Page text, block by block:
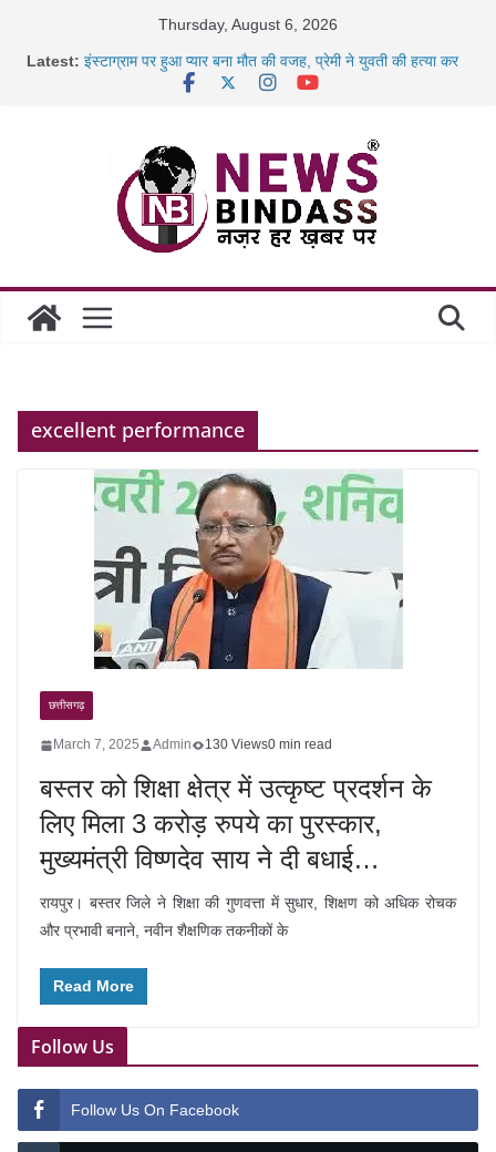
Thursday, August 6, 2026
Latest: इंस्टाग्राम पर हुआ प्यार बना मौत की वजह, प्रेमी ने युवती की हत्या कर
रायपुर स्टेशन पर 500 किलो पनीर की खेप जब्त, अमरकंटक एक्सप्रेस
निराश्रित मवेशियों को मिलेगा आश्रय, प्रदेश में बनेंगे 1460 गौधाम
excellent performance
छत्तीसगढ़
March 7, 2025 Admin 130 Views0 min read
बस्तर को शिक्षा क्षेत्र में उत्कृष्ट प्रदर्शन के
लिए मिला 3 करोड़ रुपये का पुरस्कार,
मुख्यमंत्री विष्णदेव साय ने दी बधाई…
रायपुर। बस्तर जिले ने शिक्षा की गुणवत्ता में सुधार, शिक्षण को अधिक रोचक
और प्रभावी बनाने, नवीन शैक्षणिक तकनीकों के
Read More
Follow Us
Follow Us On Facebook